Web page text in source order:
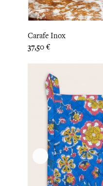
Carafe Inox
Prix
37,50 €